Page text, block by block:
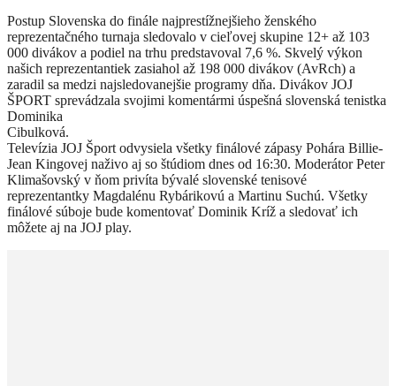
Postup Slovenska do finále najprestížnejšieho ženského
reprezentačného turnaja sledovalo v cieľovej skupine 12+ až 103
000 divákov a podiel na trhu predstavoval 7,6 %. Skvelý výkon
našich reprezentantiek zasiahol až 198 000 divákov (AvRch) a
zaradil sa medzi najsledovanejšie programy dňa. Divákov JOJ
ŠPORT sprevádzala svojimi komentármi úspešná slovenská tenistka
Dominika
Cibulková.
Televízia JOJ Šport odvysiela všetky finálové zápasy Pohára Billie-
Jean Kingovej naživo aj so štúdiom dnes od 16:30. Moderátor Peter
Klimašovský v ňom privíta bývalé slovenské tenisové
reprezentantky Magdalénu Rybárikovú a Martinu Suchú. Všetky
finálové súboje bude komentovať Dominik Kríž a sledovať ich
môžete aj na JOJ play.